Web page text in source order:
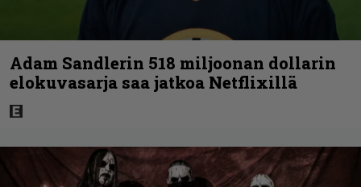
Adam Sandlerin 518 miljoonan dollarin
elokuvasarja saa jatkoa Netflixillä